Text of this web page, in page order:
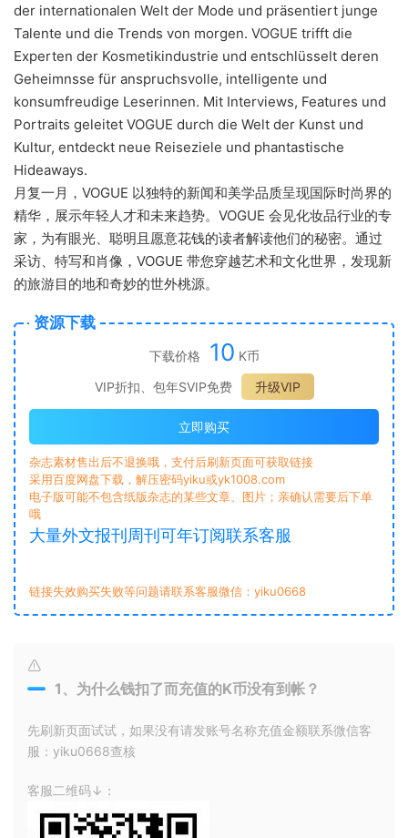
der internationalen Welt der Mode und präsentiert junge
Talente und die Trends von morgen. VOGUE trifft die
Experten der Kosmetikindustrie und entschlüsselt deren
Geheimnsse für anspruchsvolle, intelligente und
konsumfreudige Leserinnen. Mit Interviews, Features und
Portraits geleitet VOGUE durch die Welt der Kunst und
Kultur, entdeckt neue Reiseziele und phantastische
Hideaways.
月复一月，VOGUE 以独特的新闻和美学品质呈现国际时尚界的
精华，展示年轻人才和未来趋势。VOGUE 会见化妆品行业的专
家，为有眼光、聪明且愿意花钱的读者解读他们的秘密。通过
采访、特写和肖像，VOGUE 带您穿越艺术​​和文化世界，发现新
的旅游目的地和奇妙的世外桃源。
资源下载
下载价格 10 K币
VIP折扣、包年SVIP免费
升级VIP
立即购买
杂志素材售出后不退换哦，支付后刷新页面可获取链接
采用百度网盘下载，解压密码yiku或yk1008.com
电子版可能不包含纸版杂志的某些文章、图片；亲确认需要后下单
哦
大量外文报刊周刊可年订阅联系客服
链接失效购买失败等问题请联系客服微信：yiku0668
1、为什么钱扣了而充值的K币没有到帐？
先刷新页面试试，如果没有请发账号名称充值金额联系微信客
服：yiku0668查核
客服二维码↓：